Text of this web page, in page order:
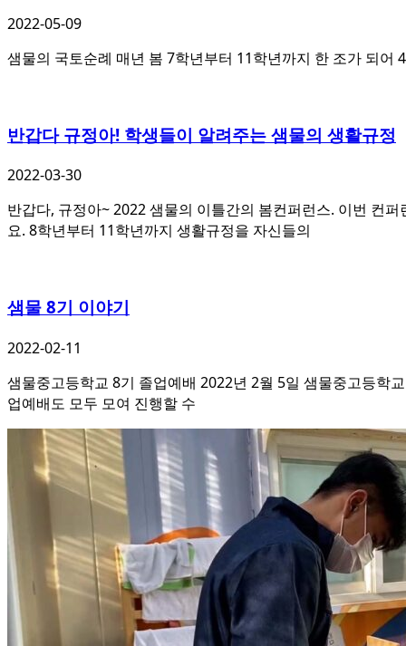
2022-05-09
샘물의 국토순례 매년 봄 7학년부터 11학년까지 한 조가 되
반갑다 규정아! 학생들이 알려주는 샘물의 생활규정
2022-03-30
반갑다, 규정아~ 2022 샘물의 이틀간의 봄컨퍼런스. 이번 컨
요. 8학년부터 11학년까지 생활규정을 자신들의
샘물 8기 이야기
2022-02-11
샘물중고등학교 8기 졸업예배 2022년 2월 5일 샘물중고등학
업예배도 모두 모여 진행할 수